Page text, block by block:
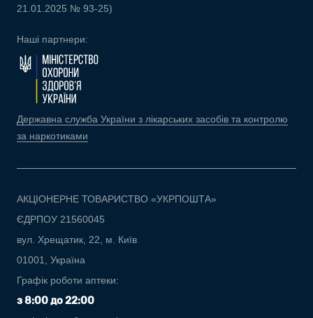
21.01.2025 № 93-25)
Наші партнери:
Державна служба України з лікарських засобів та контролю
за наркотиками
АКЦІОНЕРНЕ ТОВАРИСТВО «УКРПОШТА»
ЄДРПОУ 21560045
вул. Хрещатик, 22, м. Київ
01001, Україна
Графік роботи аптеки:
з 8:00 до 22:00